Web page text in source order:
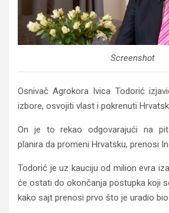
Screenshot
Osnivač Agrokora Ivica Todorić
izbore, osvojiti vlast i pokrenuti
On je to rekao odgovarajući na
planira da promeni Hrvatsku, prenosi
Todorić je uz kauciju od milion evra
će ostati do okončanja postupka koji
kako sajt prenosi prvo što je uradio